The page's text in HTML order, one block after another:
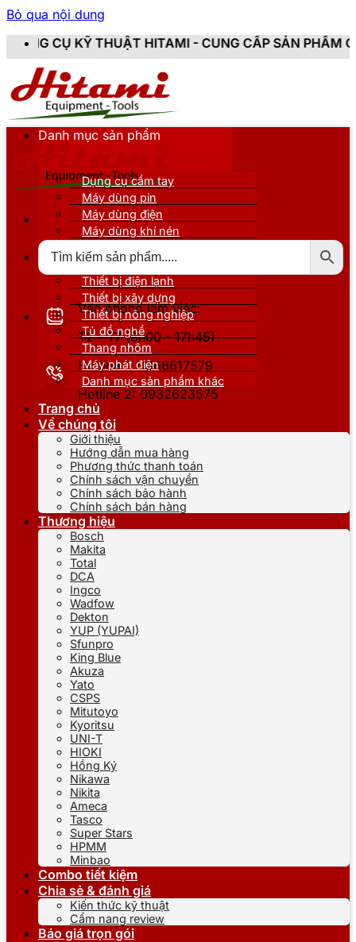
Bỏ qua nội dung
HITAMI - CUNG CẤP SẢN PHẨM CHÍNH HÃNG,
Văn phòng làm việc:
T2 - T7 (8h00 - 17h45)
Hotline 1: 0866617579
Hotline 2: 0932623575
Danh mục sản phẩm
Dụng cụ cầm tay
Máy dùng pin
Máy dùng điện
Máy dùng khí nén
Thiết bị nâng đỡ
Thiết bị điện lạnh
Thiết bị xây dựng
Thiết bị nông nghiệp
Tủ đồ nghề
Thang nhôm
Máy phát điện
Danh mục sản phẩm khác
Trang chủ
Về chúng tôi
Giới thiệu
Hướng dẫn mua hàng
Phương thức thanh toán
Chính sách vận chuyển
Chính sách bảo hành
Chính sách bán hàng
Thương hiệu
Bosch
Makita
Total
DCA
Ingco
Wadfow
Dekton
YUP (YUPAI)
Sfunpro
King Blue
Akuza
Yato
CSPS
Mitutoyo
Kyoritsu
UNI-T
HIOKI
Hồng Ký
Nikawa
Nikita
Ameca
Tasco
Super Stars
HPMM
Minbao
Combo tiết kiệm
Chia sẻ & đánh giá
Kiến thức kỹ thuật
Cẩm nang review
Báo giá trọn gói